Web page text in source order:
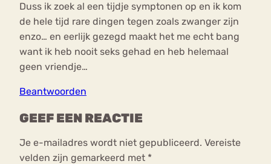
Duss ik zoek al een tijdje symptonen op en ik kom
de hele tijd rare dingen tegen zoals zwanger zijn
enzo… en eerlijk gezegd maakt het me echt bang
want ik heb nooit seks gehad en heb helemaal
geen vriendje…
Beantwoorden
GEEF EEN REACTIE
Je e-mailadres wordt niet gepubliceerd. Vereiste
velden zijn gemarkeerd met *